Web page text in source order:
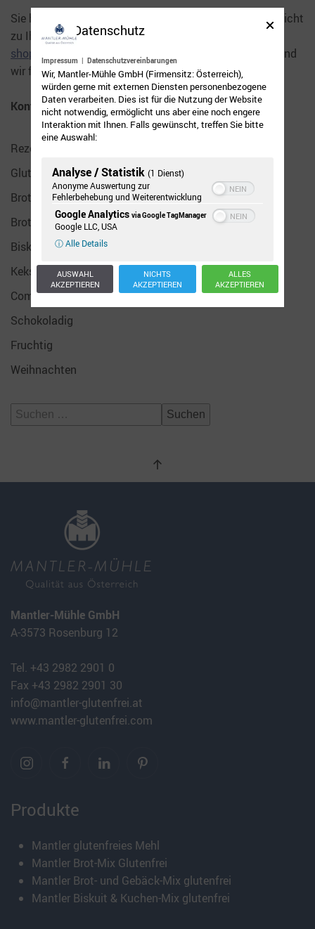
Sie haben Interesse an unserem Mehl, aber wir liefern nicht
zu Ihnen? Schreiben Sie uns ein E-Mail an die
shop@mantler-glutenfrei.at mit Ihrem Bestellwunsch und
wir finden eine Lösung.
Kontakt
Rezeptkategorien
Glutenfreies Mehl
Brot-& Gebäckmix glutenfrei
Brot-Mix glutenfrei
Biskuit- und Kuchen-Mix glutenfrei
Keks-Mix glutenfrei
Communityrezepte
Schokoladig
Fruchtig
Weihnachten
Suchen
nach:
Mantler-Mühle GmbH
A-3573 Rosenburg 12
Tel. +43 2982 2901 0
Fax +43 2982 2901 30
info@mantler-glutenfrei.at
www.mantler-glutenfrei.com
Produkte
Mantler glutenfreies Mehl
Mantler Brot-Mix Glutenfrei
Mantler Brot- und Gebäck-Mix glutenfrei
Mantler Biskuit & Kuchen-Mix glutenfrei
Datenschutz
Impressum | Datenschutzvereinbarungen
Wir, Mantler-Mühle GmbH (Firmensitz: Österreich),
würden gerne mit externen Diensten personenbezogene
Daten verarbeiten. Dies ist für die Nutzung der Website
nicht notwendig, ermöglicht uns aber eine noch engere
Interaktion mit Ihnen. Falls gewünscht, treffen Sie bitte
eine Auswahl:
Analyse / Statistik (1 Dienst)
Anonyme Auswertung zur
Fehlerbehebung und Weiterentwicklung
Google Analytics via Google TagManager
Google LLC, USA
ⓘ Alle Details
AUSWAHL
AKZEPTIEREN
NICHTS
AKZEPTIEREN
ALLES
AKZEPTIEREN